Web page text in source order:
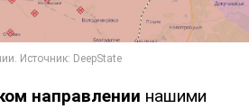
направлении нашими